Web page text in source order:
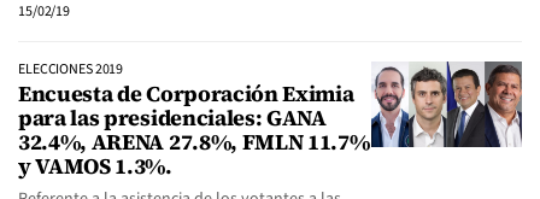
15/02/19
ELECCIONES 2019
Encuesta de Corporación Eximia
para las presidenciales: GANA
32.4%, ARENA 27.8%, FMLN 11.7%
y VAMOS 1.3%.